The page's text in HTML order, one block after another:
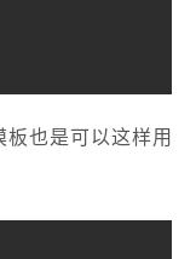
也是可以这样用